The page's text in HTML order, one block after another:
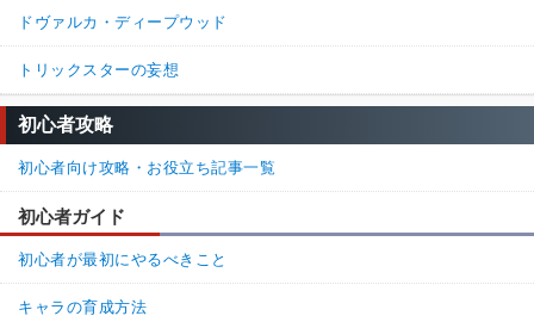
ドヴァルカ・ディープウッド
トリックスターの妄想
初心者攻略
初心者向け攻略・お役立ち記事一覧
初心者ガイド
初心者が最初にやるべきこと
キャラの育成方法